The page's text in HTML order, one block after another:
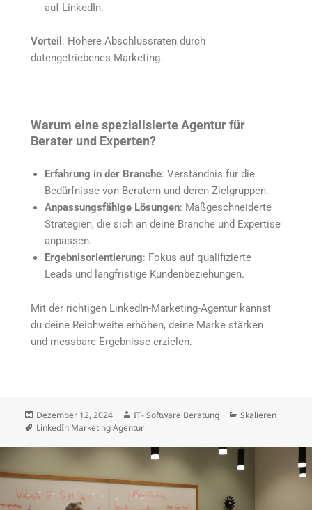
auf LinkedIn.
Vorteil : Höhere Abschlussraten durch
datengetriebenes Marketing.
Warum eine spezialisierte Agentur für
Berater und Experten?
Erfahrung in der Branche: Verständnis für die
Bedürfnisse von Beratern und deren Zielgruppen.
Anpassungsfähige Lösungen: Maßgeschneiderte
Strategien, die sich an deine Branche und Expertise
anpassen.
Ergebnisorientierung: Fokus auf qualifizierte
Leads und langfristige Kundenbeziehungen.
Mit der richtigen LinkedIn-Marketing-Agentur kannst
du deine Reichweite erhöhen, deine Marke stärken
und messbare Ergebnisse erzielen.
Dezember 12, 2024 IT- Software Beratung
Skalieren
LinkedIn Marketing Agentur